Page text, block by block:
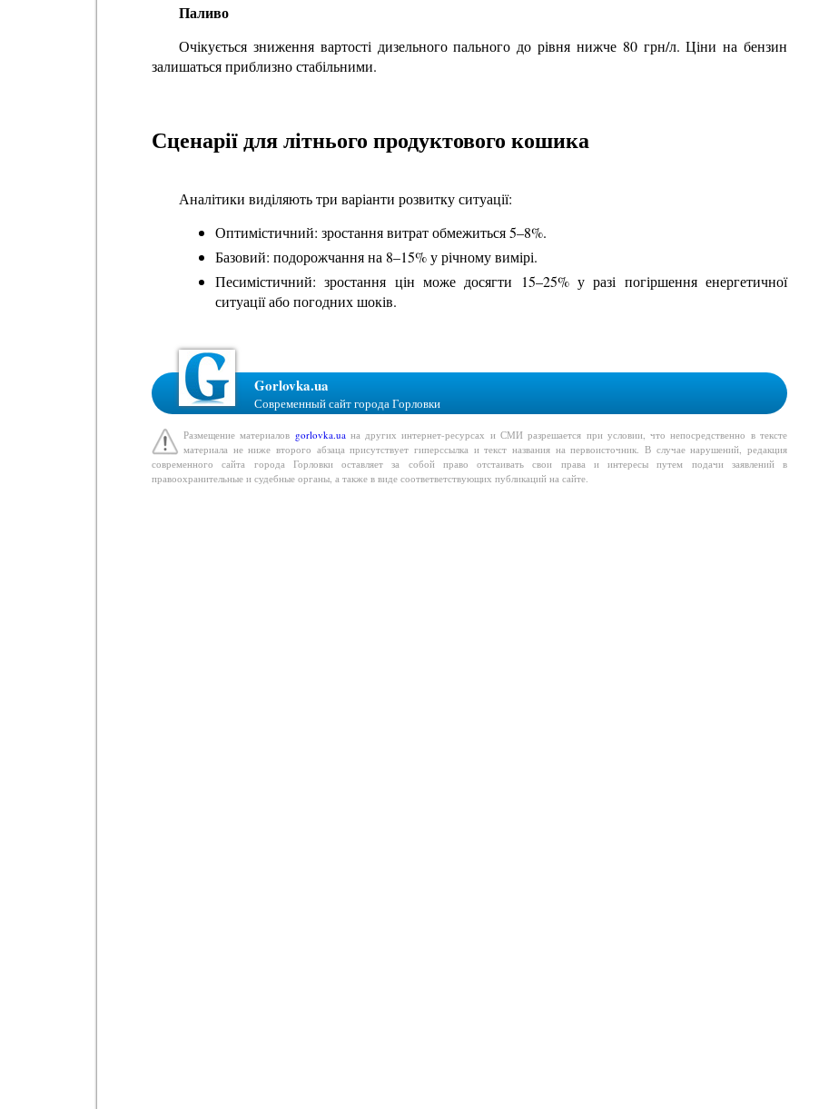
Паливо
Очікується зниження вартості дизельного пального до рівня нижче 80 грн/л. Ціни на бензин
залишаться приблизно стабільними.
Сценарії для літнього продуктового кошика
Аналітики виділяють три варіанти розвитку ситуації:
Оптимістичний: зростання витрат обмежиться 5–8%.
Базовий: подорожчання на 8–15% у річному вимірі.
Песимістичний: зростання цін може досягти 15–25% у разі погіршення енергетичної
ситуації або погодних шоків.
Gorlovka.ua
Современный сайт города Горловки
Размещение материалов gorlovka.uaна других интернет-ресурсах и СМИ разрешается при условии, что непосредственно в тексте
материала не ниже второго абзаца присутствует гиперссылка и текст названия на первоисточник. В случае нарушений, редакция
современного сайта города Горловки оставляет за собой право отстаивать свои права и интересы путем подачи заявлений в
правоохранительные и судебные органы, а также в виде соответветствующих публикаций на сайте.